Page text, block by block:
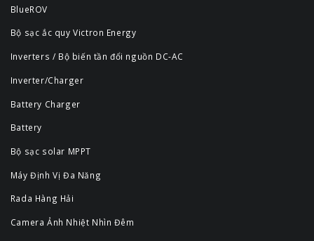
BlueROV
Bộ sạc ắc quy Victron Energy
Inverters / Bộ biến tần đổi nguồn DC-AC
Inverter/Charger
Battery Charger
Battery
Bộ sạc solar MPPT
Máy Định Vị Đa Năng
Rada Hàng Hải
Camera Ảnh Nhiệt Nhìn Đêm